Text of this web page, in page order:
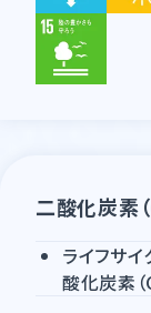
二酸化炭素
ライフサイ
酸化炭素（